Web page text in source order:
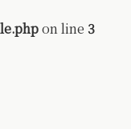
on line 3